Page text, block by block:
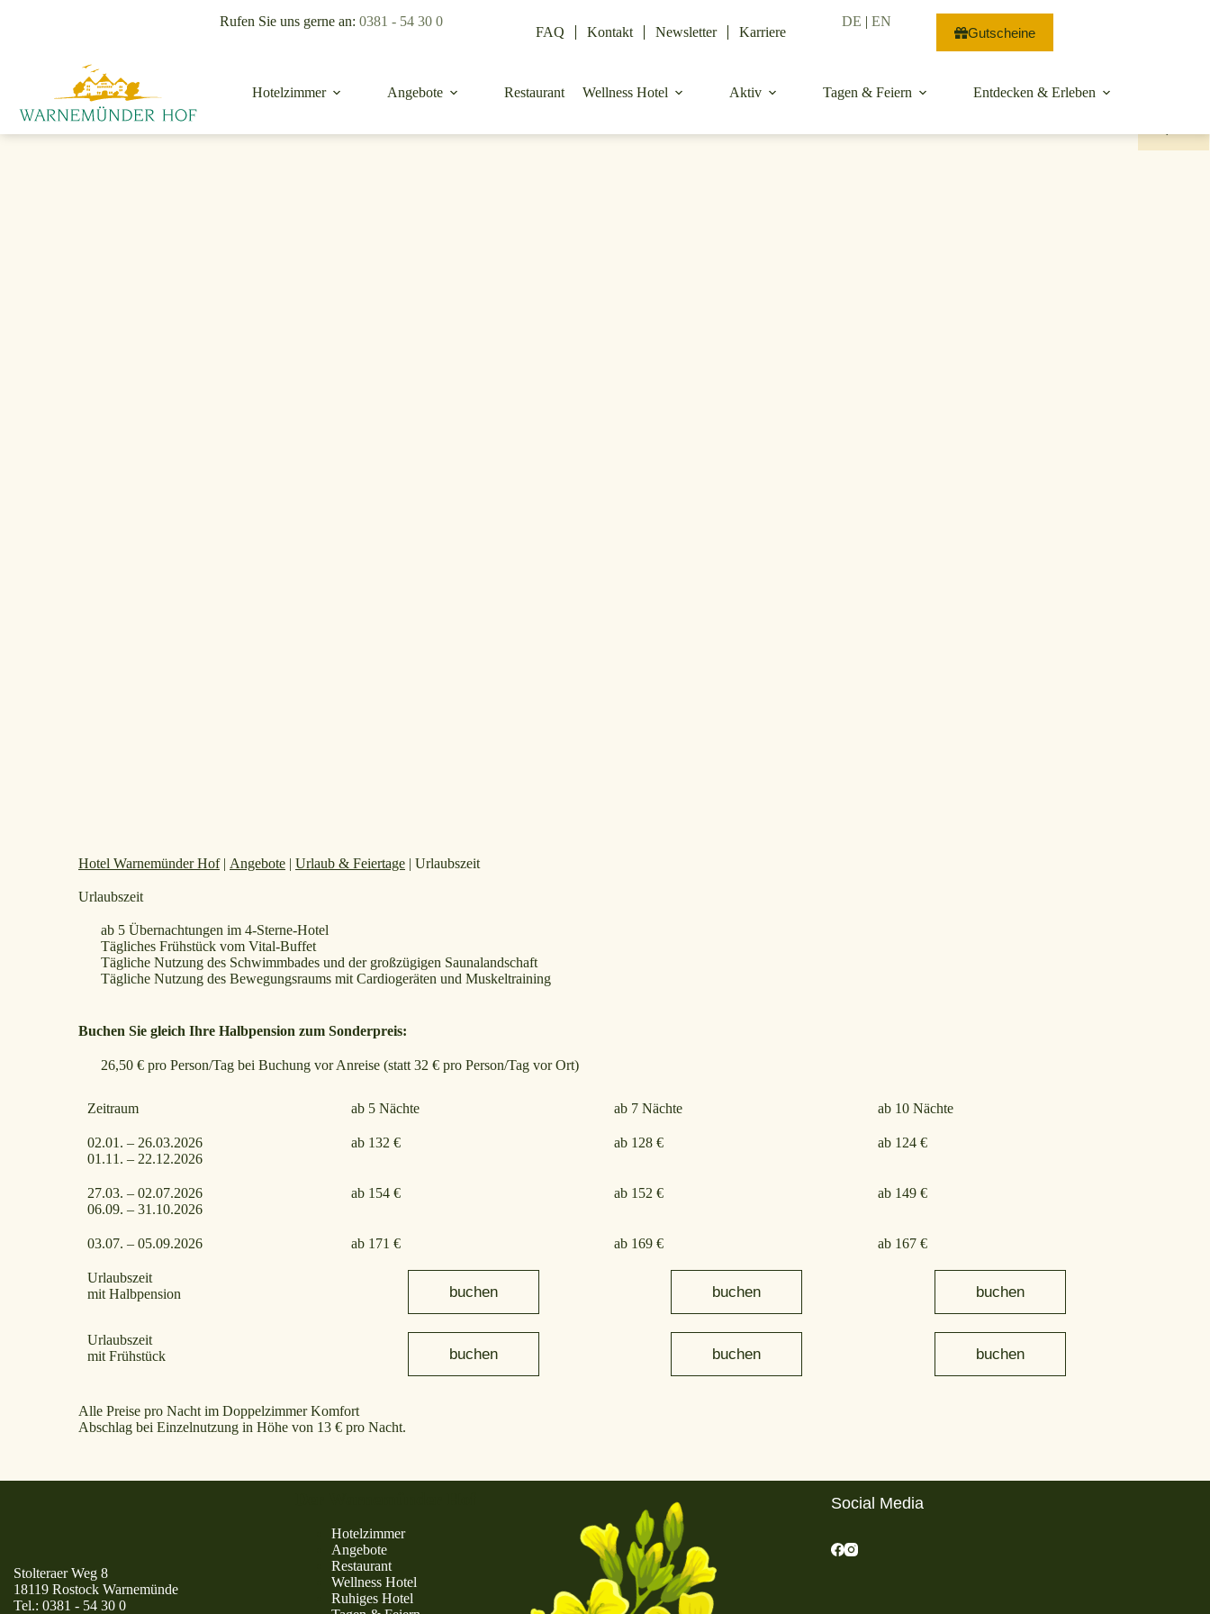
Rufen Sie uns gerne an: 0381 - 54 30 0
FAQ Kontakt Newsletter Karriere
DE | EN
Gutscheine
Hotelzimmer Angebote Restaurant Wellness Hotel Aktiv Tagen & Feiern Entdecken & Erleben
Hotel Warnemünder Hof| Angebote | Urlaub & Feiertage | Urlaubszeit
Urlaubszeit
ab 5 Übernachtungen im 4-Sterne-Hotel
Tägliches Frühstück vom Vital-Buffet
Tägliche Nutzung des Schwimmbades und der großzügigen Saunalandschaft
Tägliche Nutzung des Bewegungsraums mit Cardiogeräten und Muskeltraining
Buchen Sie gleich Ihre Halbpension zum Sonderpreis:
26,50 € pro Person/Tag bei Buchung vor Anreise (statt 32 € pro Person/Tag vor Ort)
Zeitraum ab 5 Nächte ab 7 Nächte ab 10 Nächte
02.01. – 26.03.2026
01.11. – 22.12.2026
ab 132 € ab 128 € ab 124 €
27.03. – 02.07.2026
06.09. – 31.10.2026
ab 154 € ab 152 € ab 149 €
03.07. – 05.09.2026 ab 171 € ab 169 € ab 167 €
Urlaubszeit
mit Halbpension
buchen buchen buchen
Urlaubszeit
mit Frühstück buchen buchen buchen
Alle Preise pro Nacht im Doppelzimmer Komfort
Abschlag bei Einzelnutzung in Höhe von 13 € pro Nacht.
Stolteraer Weg 8
18119 Rostock Warnemünde
Tel.: 0381 - 54 30 0
Hotelzimmer
Angebote
Restaurant
Wellness Hotel
Ruhiges Hotel
Social Media